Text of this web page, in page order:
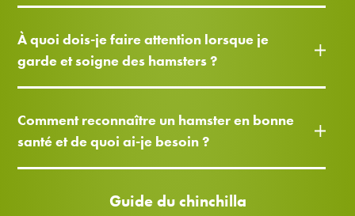
À quoi dois-je faire attention lorsque je
garde et soigne des hamsters ?
Comment reconnaître un hamster en bonne
santé et de quoi ai-je besoin ?
Guide du chinchilla